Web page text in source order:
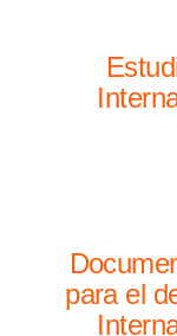
para el